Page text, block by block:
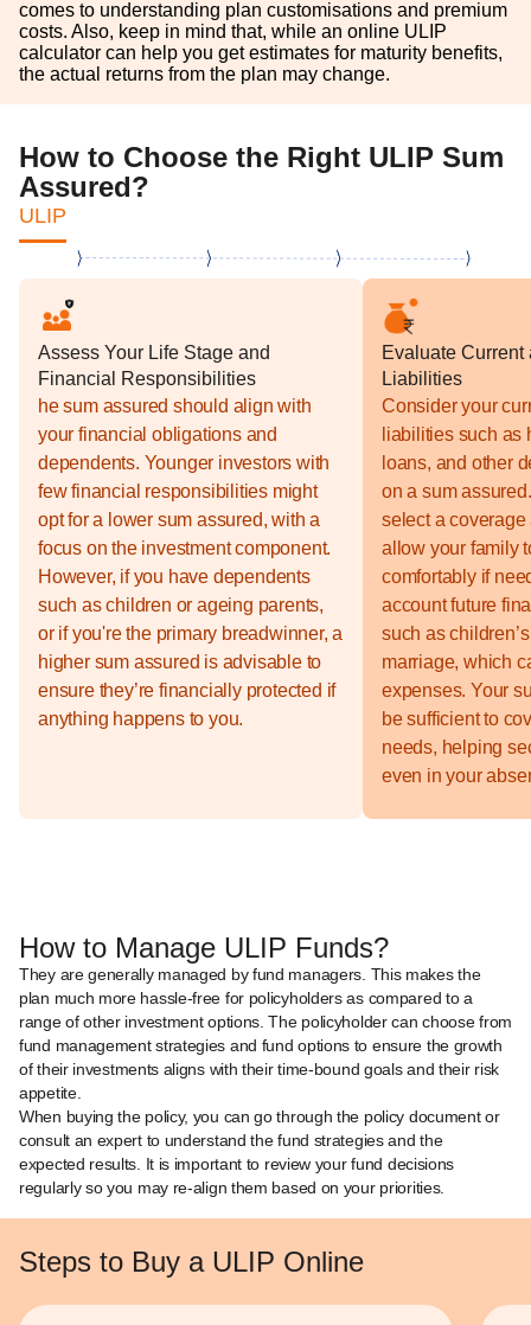
comes to understanding plan customisations and premium
costs. Also, keep in mind that, while an online ULIP
calculator can help you get estimates for maturity benefits,
the actual returns from the plan may change.
How to Choose the Right ULIP Sum
Assured?
ULIP
Assess Your Life Stage and
Financial Responsibilities
he sum assured should align with
your financial obligations and
dependents. Younger investors with
few financial responsibilities might
opt for a lower sum assured, with a
focus on the investment component.
However, if you have dependents
such as children or ageing parents,
or if you're the primary breadwinner, a
higher sum assured is advisable to
ensure they’re financially protected if
anything happens to you.
Evaluate Current
Liabilities
Consider your
liabilities such as
loans, and other
on a sum
select a
allow your family
comfortably if
account future
such as
marriage, which
expenses. Your
be sufficient to
needs, helping
even in your
How to Manage ULIP Funds?
They are generally managed by fund managers. This makes the
plan much more hassle-free for policyholders as compared to a
range of other investment options. The policyholder can choose from
fund management strategies and fund options to ensure the growth
of their investments aligns with their time-bound goals and their risk
appetite.
When buying the policy, you can go through the policy document or
consult an expert to understand the fund strategies and the
expected results. It is important to review your fund decisions
regularly so you may re-align them based on your priorities.
Steps to Buy a ULIP Online